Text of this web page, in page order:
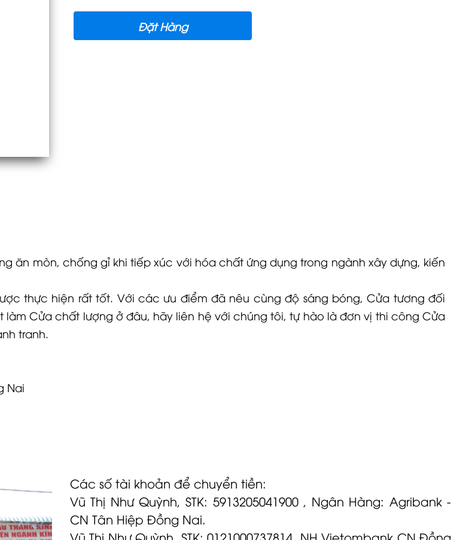
Đặt Hàng
ăn mòn, chống gỉ khi tiếp xúc với hóa chất ứng dụng trong ngành xây dựng, kiến
thực hiện rất tốt. Với các ưu điểm đã nêu cùng độ sáng bóng, Cửa tương đối
Cửa chất lượng ở đâu, hãy liên hệ với chúng tôi, tự hào là đơn vị thi công Cửa
tranh.
Nai
Các số tài khoản để chuyển tiền:
Vũ Thị Như Quỳnh, STK: 5913205041900 , Ngân Hàng: Agribank -
CN Tân Hiệp Đồng Nai.
Vũ Thị Như Quỳnh, STK: 0121000737814, NH Vietombank CN Đồng